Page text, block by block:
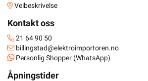
Veibeskrivelse
Kontakt oss
21 64 90 50
billingstad@elektroimportoren.no
Personlig Shopper (WhatsApp)
Åpningstider